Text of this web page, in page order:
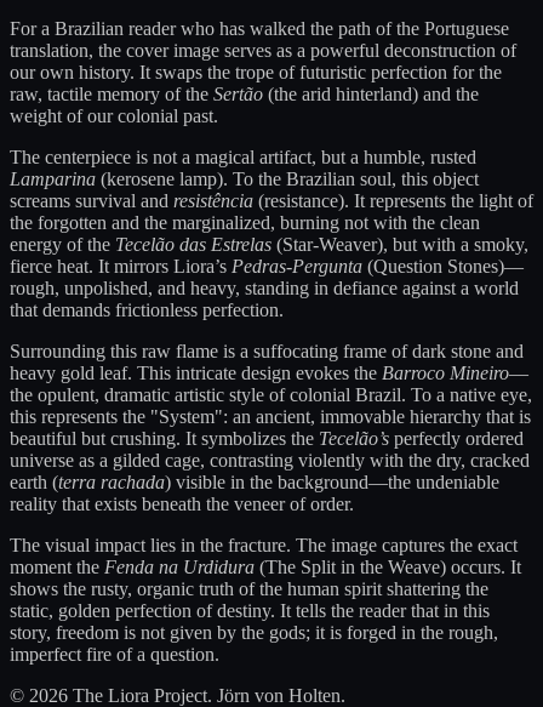
For a Brazilian reader who has walked the path of the Portuguese
translation, the cover image serves as a powerful deconstruction of
our own history. It swaps the trope of futuristic perfection for the
raw, tactile memory of the Sertão (the arid hinterland) and the
weight of our colonial past.
The centerpiece is not a magical artifact, but a humble, rusted
Lamparina (kerosene lamp). To the Brazilian soul, this object
screams survival and resistência (resistance). It represents the light of
the forgotten and the marginalized, burning not with the clean
energy of the Tecelão das Estrelas (Star-Weaver), but with a smoky,
fierce heat. It mirrors Liora’s Pedras-Pergunta (Question Stones)—
rough, unpolished, and heavy, standing in defiance against a world
that demands frictionless perfection.
Surrounding this raw flame is a suffocating frame of dark stone and
heavy gold leaf. This intricate design evokes the Barroco Mineiro—
the opulent, dramatic artistic style of colonial Brazil. To a native eye,
this represents the "System": an ancient, immovable hierarchy that is
beautiful but crushing. It symbolizes the Tecelão’s perfectly ordered
universe as a gilded cage, contrasting violently with the dry, cracked
earth (terra rachada) visible in the background—the undeniable
reality that exists beneath the veneer of order.
The visual impact lies in the fracture. The image captures the exact
moment the Fenda na Urdidura (The Split in the Weave) occurs. It
shows the rusty, organic truth of the human spirit shattering the
static, golden perfection of destiny. It tells the reader that in this
story, freedom is not given by the gods; it is forged in the rough,
imperfect fire of a question.
© 2026 The Liora Project. Jörn von Holten.